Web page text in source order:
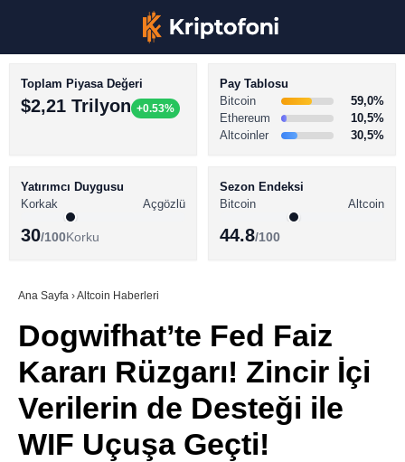
Youtube
TikTok
Pinterest
BİTCOİN HABERLERİ
ALTCOİN HABERLERİ
SÖZLÜK
Toplam Piyasa Değeri
$2,21 Trilyon +0.53%
Pay Tablosu
Bitcoin
59,0%
Ethereum
10,5%
Altcoinler
30,5%
Yatırımcı Duygusu
Korkak
Açgözlü
30/100Korku
Sezon Endeksi
Bitcoin
Altcoin
44.8/100
Ana Sayfa ›Altcoin Haberleri
Dogwifhat’te Fed Faiz
Kararı Rüzgarı! Zincir İçi
Verilerin de Desteği ile
WIF Uçuşa Geçti!